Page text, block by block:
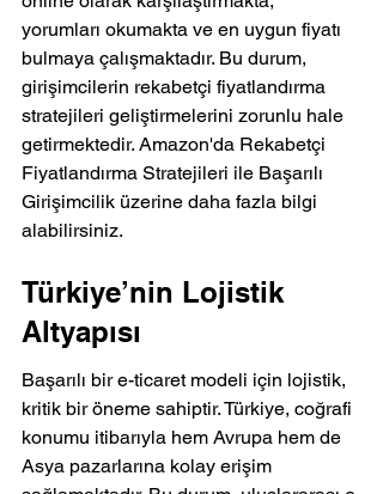
yorumları okumakta ve en uygun fiyatı
bulmaya çalışmaktadır. Bu durum,
girişimcilerin rekabetçi fiyatlandırma
stratejileri geliştirmelerini zorunlu hale
getirmektedir. Amazon'da Rekabetçi
Fiyatlandırma Stratejileri ile Başarılı
Girişimcilik üzerine daha fazla bilgi
alabilirsiniz.
Türkiye’nin Lojistik
Altyapısı
Başarılı bir e-ticaret modeli için lojistik,
kritik bir öneme sahiptir. Türkiye, coğrafi
konumu itibarıyla hem Avrupa hem de
Asya pazarlarına kolay erişim